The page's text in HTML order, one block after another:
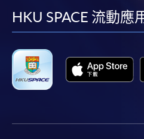
HKU SPACE 流動應